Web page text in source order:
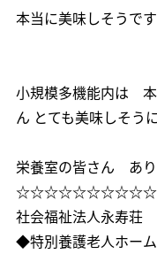
本当に美味しそうで
小規模多機能内は
ん とても美味しそう
栄養室の皆さん あ
社会福祉法人永寿荘
◆特別養護老人ホー